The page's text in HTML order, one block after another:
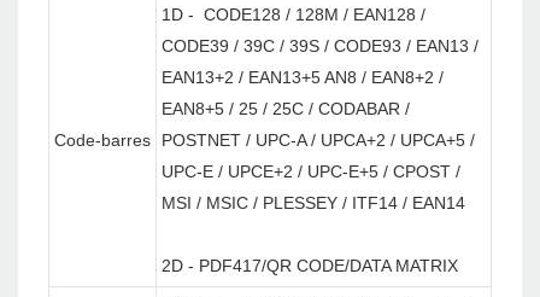
Code-barres
1D - CODE128 / 128M / EAN128 /
CODE39 / 39C / 39S / CODE93 / EAN13 /
EAN13+2 / EAN13+5 AN8 / EAN8+2 /
EAN8+5 / 25 / 25C / CODABAR /
POSTNET / UPC-A / UPCA+2 / UPCA+5 /
UPC-E / UPCE+2 / UPC-E+5 / CPOST /
MSI / MSIC / PLESSEY / ITF14 / EAN14
2D - PDF417/QR CODE/DATA MATRIX